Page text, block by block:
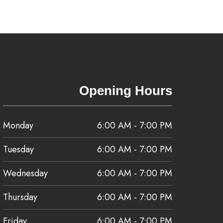
Opening Hours
Monday
6:00 AM - 7:00 PM
Tuesday
6:00 AM - 7:00 PM
Wednesday
6:00 AM - 7:00 PM
Thursday
6:00 AM - 7:00 PM